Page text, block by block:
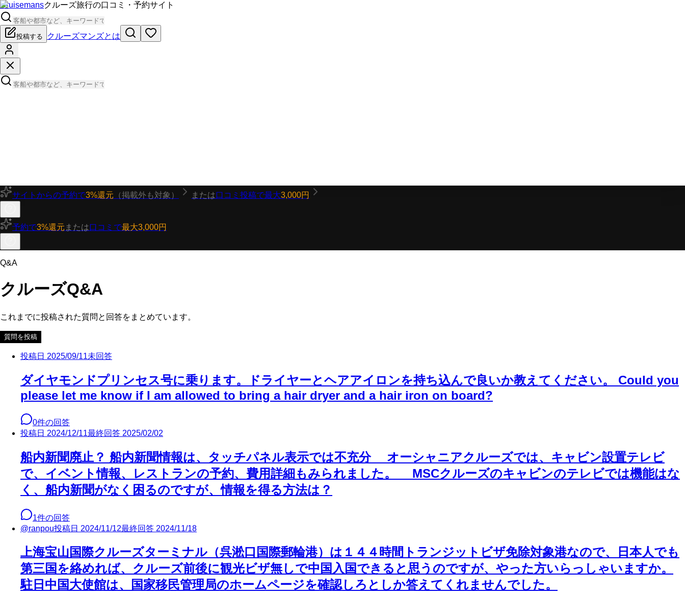
Cruisemansクルーズ旅行の口コミ・予約サイト
投稿する クルーズマンズとは
サイトからの予約で3%還元 （掲載外も対象） または口コミ投稿で最大3,000円
予約で3%還元 または口コミで最大3,000円
Q&A
クルーズQ&A
これまでに投稿された質問と回答をまとめています。
質問を投稿
投稿日 2025/09/11未回答
ダイヤモンドプリンセス号に乗ります。ドライヤーとヘアアイロンを持ち込んで良いか教えてください。 Could you
please let me know if I am allowed to bring a hair dryer and a hair iron on board?
0件の回答
投稿日 2024/12/11最終回答 2025/02/02
船内新聞廃止？ 船内新聞情報は、タッチパネル表示では不充分 オーシャニアクルーズでは、キャビン設置テレビ
で、イベント情報、レストランの予約、費用詳細もみられました。 MSCクルーズのキャビンのテレビでは機能はな
く、船内新聞がなく困るのですが、情報を得る方法は？
1件の回答
@ranpou投稿日 2024/11/12最終回答 2024/11/18
上海宝山国際クルーズターミナル（呉淞口国際郵輪港）は１４４時間トランジットビザ免除対象港なので、日本人でも
第三国を絡めれば、クルーズ前後に観光ビザ無しで中国入国できると思うのですが、やった方いらっしゃいますか。
駐日中国大使館は、国家移民管理局のホームページを確認しろとしか答えてくれませんでした。